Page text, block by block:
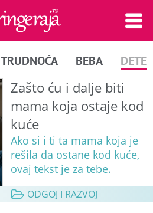
TRUDNOĆA BEBA DETE
Zašto ću i dalje biti
mama koja ostaje kod
kuće
Ako si i ti ta mama koja je
rešila da ostane kod kuće,
ovaj tekst je za tebe.
ODGOJ I RAZVOJ